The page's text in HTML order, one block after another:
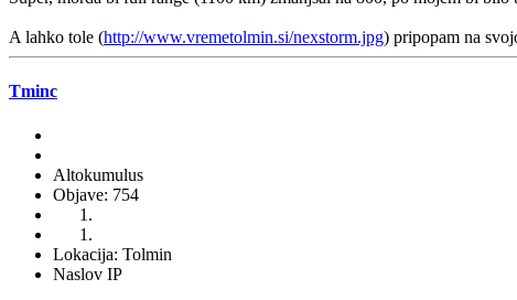
A lahko tole (http://www.vremetolmin.si/nexstorm.jpg) pripopam na
Tminc
Altokumulus
Objave: 754
Lokacija: Tolmin
Naslov IP